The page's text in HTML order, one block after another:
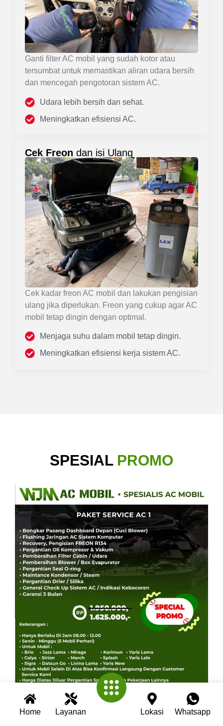
Home Layanan Lokasi Whatsapp
Ganti filter AC mobil yang sudah kotor atau
tersumbat untuk memastikan aliran udara bersih
dan mencegah pengotoran sistem AC.
Udara lebih bersih dan sehat.
Meningkatkan efisiensi AC.
Cek Freon dan isi Ulang
Cek kadar freon AC mobil dan lakukan pengisian
ulang jika diperlukan. Freon yang cukup agar AC
mobil tetap dingin dengan optimal.
Menjaga suhu dalam mobil tetap dingin.
Meningkatkan efisiensi kerja sistem AC.
SPESIAL PROMO